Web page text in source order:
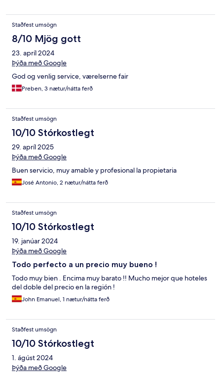
Staðfest umsögn
8/10 Mjög gott
23. apríl 2024
Þýða með Google
God og venlig service, værelserne fair
Preben, 3 nætur/nátta ferð
Staðfest umsögn
10/10 Stórkostlegt
29. apríl 2025
Þýða með Google
Buen servicio, muy amable y profesional la propietaria
José Antonio, 2 nætur/nátta ferð
Staðfest umsögn
10/10 Stórkostlegt
19. janúar 2024
Þýða með Google
Todo perfecto a un precio muy bueno !
Todo muy bien . Encima muy barato !! Mucho mejor que hoteles
del doble del precio en la región !
John Emanuel, 1 nætur/nátta ferð
Staðfest umsögn
10/10 Stórkostlegt
1. ágúst 2024
Þýða með Google